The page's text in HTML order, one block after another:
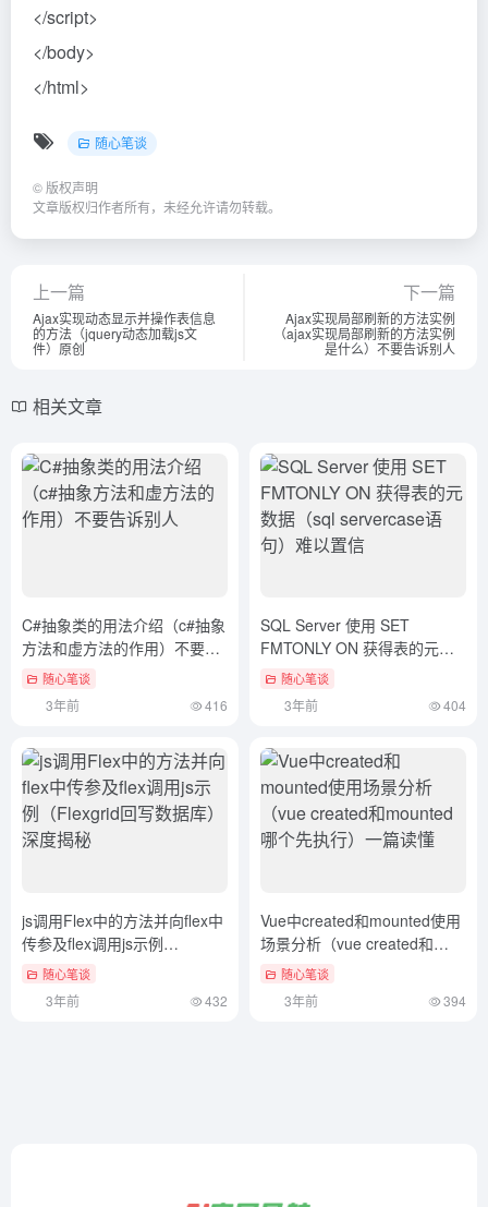
</script>
</body>
</html>
随心笔谈
© 版权声明
文章版权归作者所有，未经允许请勿转载。
上一篇
Ajax实现动态显示并操作表信息
的方法（jquery动态加载js文
件）原创
下一篇
Ajax实现局部刷新的方法实例
（ajax实现局部刷新的方法实例
是什么）不要告诉别人
相关文章
C#抽象类的用法介绍（c#抽象
方法和虚方法的作用）不要告
诉别人
随心笔谈
3年前 416
SQL Server 使用 SET
FMTONLY ON 获得表的元数
据（sql servercase语句）难
以置信
随心笔谈
3年前 404
js调用Flex中的方法并向flex中
传参及flex调用js示例
（Flexgrid回写数据库）深度
随心笔谈
3年前 432
Vue中created和mounted使用
场景分析（vue created和
mounted哪个先执行）一篇读
随心笔谈
3年前 394